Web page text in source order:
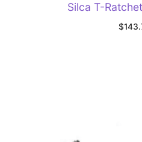
Silca T-
$